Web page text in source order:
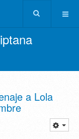
a Lola